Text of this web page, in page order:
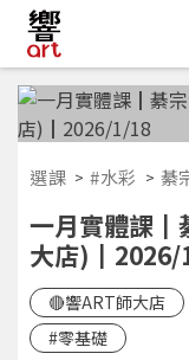
選課 #水彩 綦
一月實體課┃
大店)┃2026/
🔴響ART師大店
#零基礎